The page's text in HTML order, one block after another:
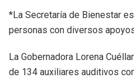
*La Secretaría de Bienestar
personas con diversos
La Gobernadora Lorena
de 134 auxiliares auditivos